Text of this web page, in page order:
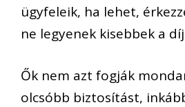
ügyfeleik, ha lehet,
ne legyenek kisebbek a
Ők nem azt fogják
olcsóbb biztosítást,